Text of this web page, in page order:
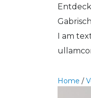
I am
Home /